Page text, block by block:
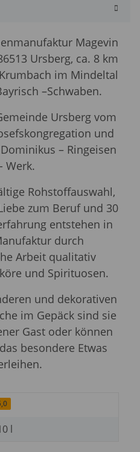
Magevin
Ursberg, ca. 8 km
im Mindeltal
–Schwaben.
Ursberg vom
und
– Ringeisen
- Werk.
Rohstoffauswahl,
zum Beruf und 30
entstehen in
durch
Arbeit qualitativ
und Spirituosen.
und dekorativen
im Gepäck sind sie
Gast oder können
besondere Etwas
l